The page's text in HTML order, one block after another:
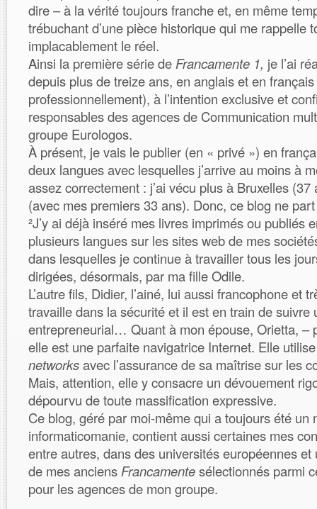
dire – à la vérité toujours franche et, en même
trébuchant d’une pièce historique qui me rappelle
implacablement le réel.
Ainsi la première série de Francamente 1, je l’ai
depuis plus de treize ans, en anglais et en
professionnellement), à l’intention exclusive et
responsables des agences de Communication
groupe Eurologos.
À présent, je vais le publier (en « privé ») en
deux langues avec lesquelles j’arrive au moins à
assez correctement : j’ai vécu plus à Bruxelles (37
(avec mes premiers 33 ans). Donc, ce blog ne
²J’y ai déjà inséré mes livres imprimés ou publiés
plusieurs langues sur les sites web de mes
dans lesquelles je continue à travailler tous les
dirigées, désormais, par ma fille Odile.
L’autre fils, Didier, l’ainé, lui aussi francophone et
travaille dans la sécurité et il est en train de suivre
entrepreneurial… Quant à mon épouse, Orietta, –
elle est une parfaite navigatrice Internet. Elle
networksavec l’assurance de sa maîtrise sur les
Mais, attention, elle y consacre un dévouement
dépourvu de toute massification expressive.
Ce blog, géré par moi-même qui a toujours été un
informaticomanie, contient aussi certaines mes
entre autres, dans des universités européennes
de mes anciens Francamentesélectionnés parmi
pour les agences de mon groupe.